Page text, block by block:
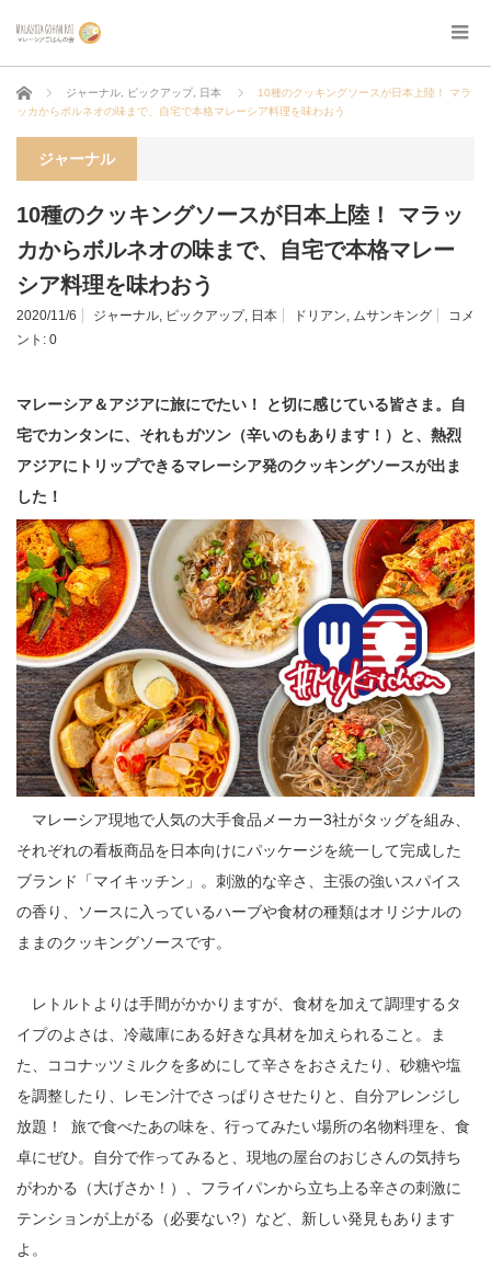
ホーム ジャーナル ピックアップ, 日本
10種のクッキングソースが日本上陸！ マラ
ッカからボルネオの味まで、自宅で本格マレーシア料理を味わおう
ジャーナル
10種のクッキングソースが日本上陸！ マラッ
カからボルネオの味まで、自宅で本格マレー
シア料理を味わおう
2020/11/6 ジャーナル, ピックアップ, 日本 ドリアン, ムサンキング
コメ
ント: 0
マレーシア＆アジアに旅にでたい！ と切に感じている皆さま。自
宅でカンタンに、それもガツン（辛いのもあります！）と、熱烈
アジアにトリップできるマレーシア発のクッキングソースが出ま
した！
マレーシア現地で人気の大手食品メーカー3社がタッグを組み、
それぞれの看板商品を日本向けにパッケージを統一して完成した
ブランド「マイキッチン」。刺激的な辛さ、主張の強いスパイス
の香り、ソースに入っているハーブや食材の種類はオリジナルの
ままのクッキングソースです。
レトルトよりは手間がかかりますが、食材を加えて調理するタ
イプのよさは、冷蔵庫にある好きな具材を加えられること。ま
た、ココナッツミルクを多めにして辛さをおさえたり、砂糖や塩
を調整したり、レモン汁でさっぱりさせたりと、自分アレンジし
放題！ 旅で食べたあの味を、行ってみたい場所の名物料理を、食
卓にぜひ。自分で作ってみると、現地の屋台のおじさんの気持ち
がわかる（大げさか！）、フライパンから立ち上る辛さの刺激に
テンションが上がる（必要ない?）など、新しい発見もあります
よ。